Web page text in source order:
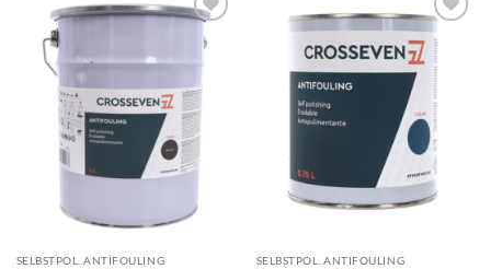
SELBSTPOL. ANTIFOULING SELBSTPOL. ANTIFOULING